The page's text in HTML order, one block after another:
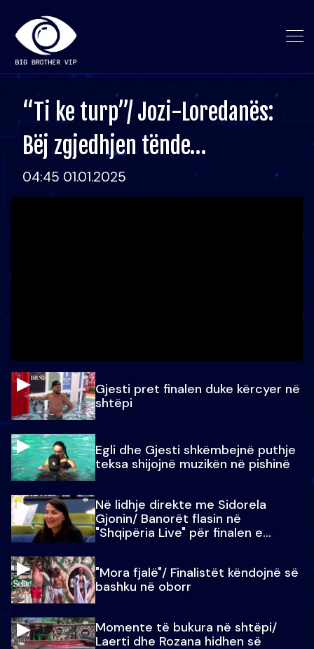
“Ti ke turp”/ Jozi-Loredanës:
Bëj zgjedhjen tënde…
04:45 01.01.2025
Gjesti pret finalen duke kërcyer në
shtëpi
Egli dhe Gjesti shkëmbejnë puthje
teksa shijojnë muzikën në pishinë
Në lidhje direkte me Sidorela
Gjonin/ Banorët flasin në
"Shqipëria Live" për finalen e
"Mora fjalë"/ Finalistët këndojnë së
bashku në oborr
Momente të bukura në shtëpi/
Laerti dhe Rozana hidhen së